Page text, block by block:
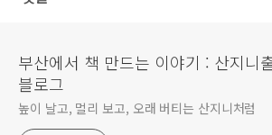
부산에서 책 만드는 이야기 : 산지니
블로그
높이 날고, 멀리 보고, 오래 버티는 산지니처럼